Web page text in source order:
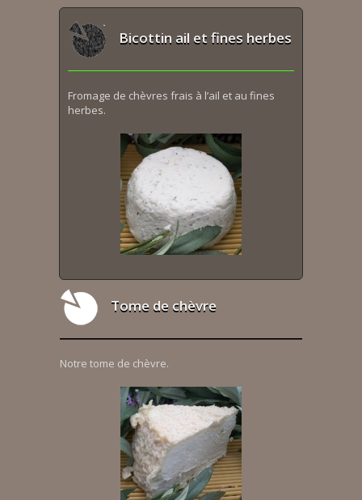
Bicottin ail et fines herbes
Fromage de chèvres frais à l’ail et au fines
herbes.
Tome de chèvre
Notre tome de chèvre.